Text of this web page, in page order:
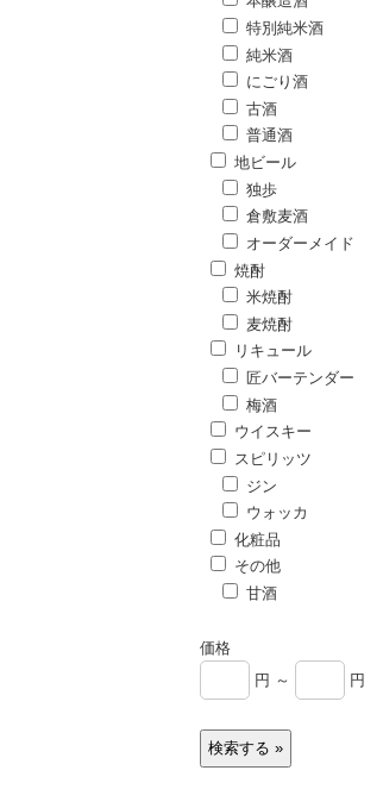
特別純米酒
純米酒
にごり酒
古酒
普通酒
地ビール
独歩
倉敷麦酒
オーダーメイド
焼酎
米焼酎
麦焼酎
リキュール
匠バーテンダー
梅酒
ウイスキー
スピリッツ
ジン
ウォッカ
化粧品
その他
甘酒
価格
円 ～
円